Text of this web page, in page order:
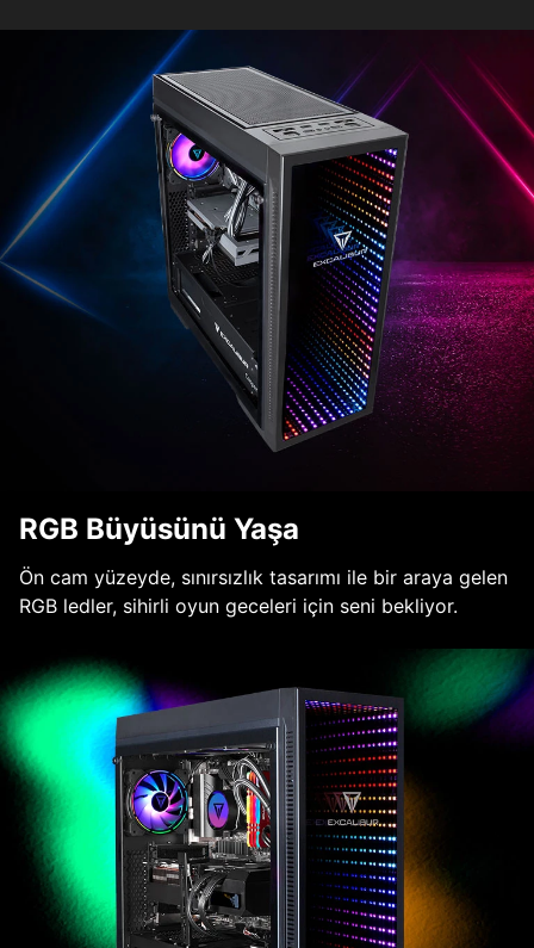
RGB Büyüsünü Yaşa
Ön cam yüzeyde, sınırsızlık tasarımı ile bir araya gelen
RGB ledler, sihirli oyun geceleri için seni bekliyor.